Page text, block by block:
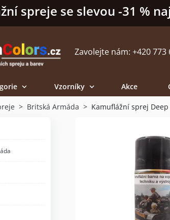
spreje se slevou -31 %
Zavolejte nám:+420 773
 Vzorníky  Akce
Britská Armáda Kamuflážní sprej